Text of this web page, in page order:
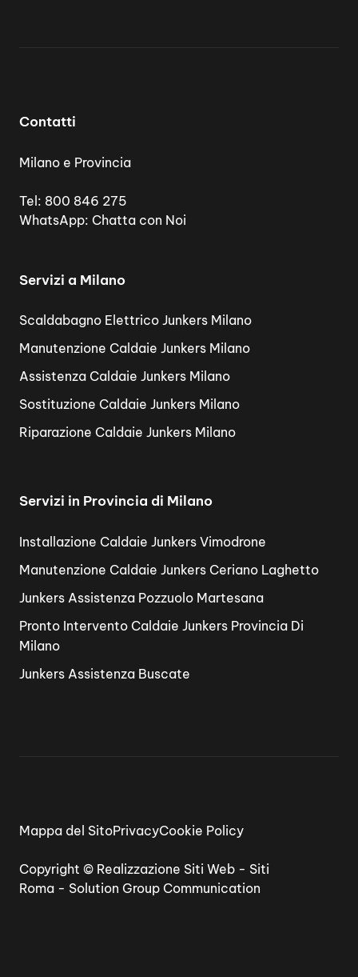
Contatti
Milano e Provincia
Tel: 800 846 275
WhatsApp: Chatta con Noi
Servizi a Milano
Scaldabagno Elettrico Junkers Milano
Manutenzione Caldaie Junkers Milano
Assistenza Caldaie Junkers Milano
Sostituzione Caldaie Junkers Milano
Riparazione Caldaie Junkers Milano
Servizi in Provincia di Milano
Installazione Caldaie Junkers Vimodrone
Manutenzione Caldaie Junkers Ceriano Laghetto
Junkers Assistenza Pozzuolo Martesana
Pronto Intervento Caldaie Junkers Provincia Di
Milano
Junkers Assistenza Buscate
Copyright © Realizzazione Siti Web - Siti
Roma - Solution Group Communication
Mappa del SitoPrivacyCookie Policy